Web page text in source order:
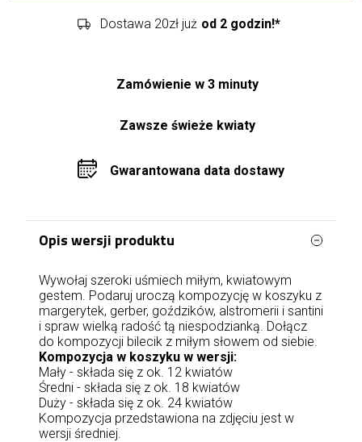
Dostawa 20zł już od 2 godzin!*
Zamówienie w 3 minuty
Zawsze świeże kwiaty
Gwarantowana data dostawy
Opis wersji produktu
Wywołaj szeroki uśmiech miłym, kwiatowym
gestem. Podaruj uroczą kompozycję w koszyku z
margerytek, gerber, goździków, alstromerii i santini
i spraw wielką radość tą niespodzianką. Dołącz
do kompozycji bilecik z miłym słowem od siebie.
Kompozycja w koszyku w wersji:
Mały - składa się z ok. 12 kwiatów
Średni - składa się z ok. 18 kwiatów
Duży - składa się z ok. 24 kwiatów
Kompozycja przedstawiona na zdjęciu jest w
wersji średniej.